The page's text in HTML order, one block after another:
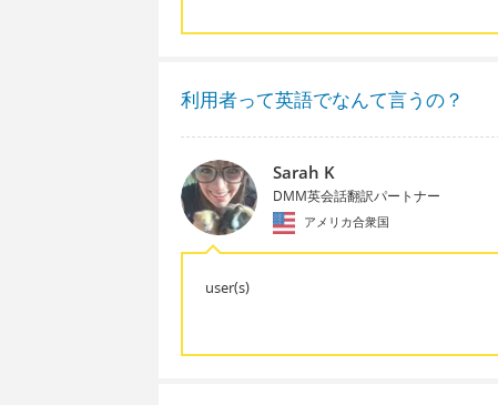
利用者って英語でなんて言うの？
Sarah K
DMM英会話翻訳パートナー
アメリカ合衆国
user(s)